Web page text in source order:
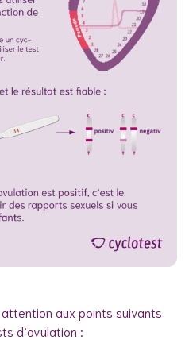
aux points suivants
d’ovulation :